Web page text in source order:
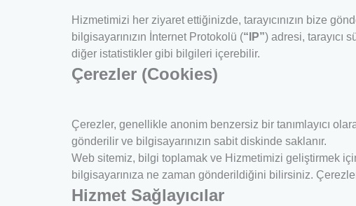
Hizmetimizi her ziyaret ettiğinizde, tarayıcınızın bize
bilgisayarınızın İnternet Protokolü (“IP”) adresi, tarayıcı
diğer istatistikler gibi bilgileri içerebilir.
Çerezler (Cookies)
Çerezler, genellikle anonim benzersiz bir tanımlayıcı
gönderilir ve bilgisayarınızın sabit diskinde saklanır.
Web sitemiz, bilgi toplamak ve Hizmetimizi geliştirmek
bilgisayarınıza ne zaman gönderildiğini bilirsiniz.
Hizmet Sağlayıcılar